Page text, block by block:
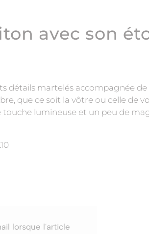
avec son
détails martelés accompagnée
que ce soit la vôtre ou celle de
lumineuse et un peu de
lorsque l'article